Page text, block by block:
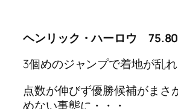
ヘンリック・ハーロウ 75.80
3個めのジャンプで着地が乱れ
点数が伸びず優勝候補がまさ
めない事態に・・・